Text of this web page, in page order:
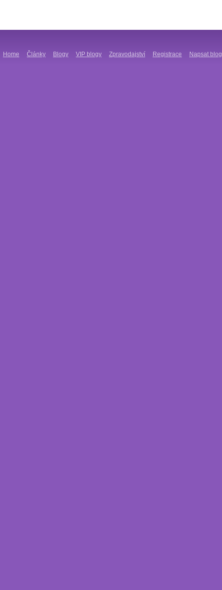
Home Články Blogy VIP blogy Zpravodajství Registrace Napsat blog